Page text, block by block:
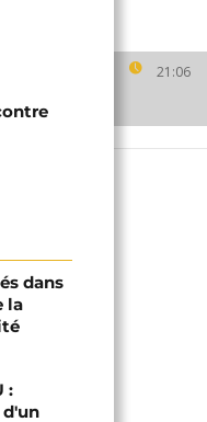
21:06
dans
la
: